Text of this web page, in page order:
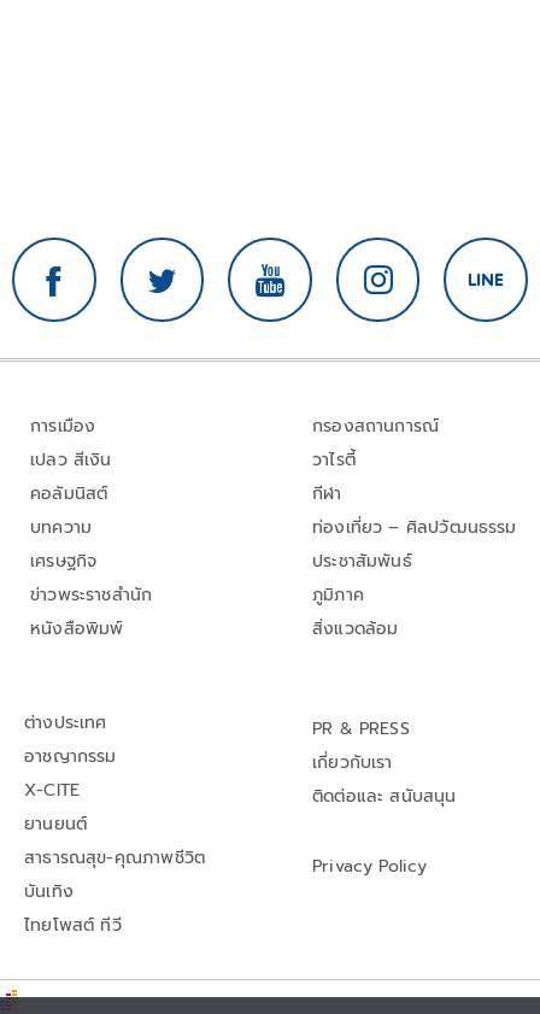
การเมือง
เปลว สีเงิน
คอลัมนิสต์
บทความ
เศรษฐกิจ
ข่าวพระราชสำนัก
หนังสือพิมพ์
กรองสถานการณ์
วาไรตี้
กีฬา
ท่องเที่ยว – ศิลปวัฒนธรรม
ประชาสัมพันธ์
ภูมิภาค
สิ่งแวดล้อม
ต่างประเทศ
อาชญากรรม
X-CITE
ยานยนต์
สาธารณสุข-คุณภาพชีวิต
บันเทิง
ไทยโพสต์ ทีวี
PR & PRESS
เกี่ยวกับเรา
ติดต่อและ สนับสนุน
Privacy Policy